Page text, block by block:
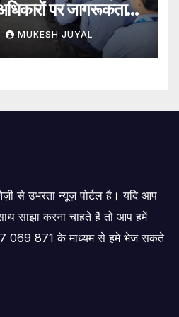
पर जागरूकता
MUKESH JUYAL
से उभरता न्यूज़ पोर्टल है। यदि आप
साझा करना चाहते हैं तो आप हमें
069 871 के माध्यम से हमे भेज सकते